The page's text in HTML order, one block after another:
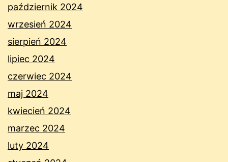
październik 2024
wrzesień 2024
sierpień 2024
lipiec 2024
czerwiec 2024
maj 2024
kwiecień 2024
marzec 2024
luty 2024